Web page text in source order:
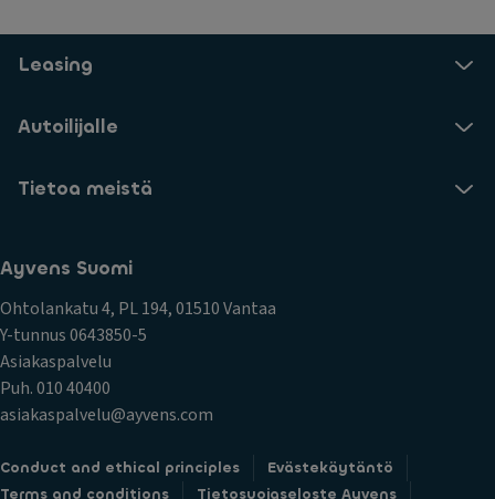
Leasing
Autoilijalle
Tietoa meistä
Ayvens Suomi
Ohtolankatu 4, PL 194, 01510 Vantaa
Y-tunnus 0643850-5
Asiakaspalvelu
Puh. 010 40400
asiakaspalvelu@ayvens.com
Conduct and ethical principles
Evästekäytäntö
Terms and conditions
Tietosuojaseloste Ayvens